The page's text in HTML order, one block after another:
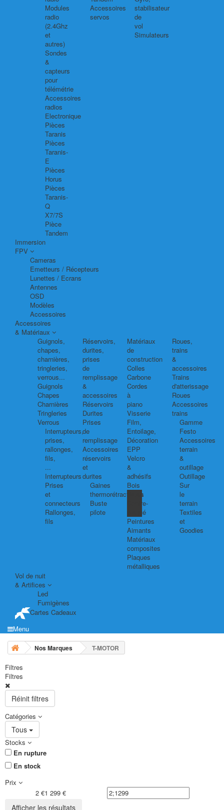
Modules
radio
(2.4Ghz
et
autres)
Sondes
&
capteurs
pour
télémétrie
Accessoires
radios
Electronique
Pièces
Taranis
Pièces
Taranis-
E
Pièces
Horus
Pièces
Taranis-
Q
X7/7S
Pièce
Tandem
Accessoires
servos
stabilisateur
de
vol
Simulateurs
Immersion
FPV
Cameras
Emetteurs / Récepteurs
Lunettes / Ecrans
Antennes
OSD
Modèles
Accessoires
Accessoires
& Matériaux
Guignols,
chapes,
charnières,
tringleries,
verrous...
Guignols
Chapes
Charnières
Tringleries
Verrous
Interrupteurs,
prises,
rallonges,
fils,
...
Interrupteurs
Prises
et
connecteurs
Rallonges,
fils
Réservoirs,
durites,
prises
de
remplissage
&
accessoires
Réservoirs
Durites
Prises
de
remplissage
Accessoires
réservoirs
et
durites
Gaines
thermorétractables
Buste
pilote
Matériaux
de
construction
Colles
Carbone
Cordes
à
piano
Visserie
Film,
Entoilage,
Décoration
EPP
Velcro
&
adhésifs
Bois
Balsa
Contre-
plaqué
Peintures
Aimants
Matériaux
composites
Plaques
métalliques
Roues,
trains
&
accessoires
Trains
d'atterissage
Roues
Accessoires
trains
Gamme
Festo
Accessoires
terrain
&
outillage
Outillage
Sur
le
terrain
Textiles
et
Goodies
Vol de nuit
& Artifices
Led
Fumigènes
Cartes Cadeaux
Menu
Nos Marques T-MOTOR
Filtres
Filtres
Réinit filtres
Catégories
Tous
Stocks
En rupture
En stock
Prix
2 €1 299 €
Afficher les résultats